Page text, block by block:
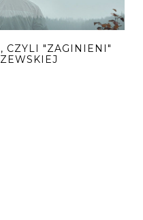
CZYLI "ZAGINIENI"